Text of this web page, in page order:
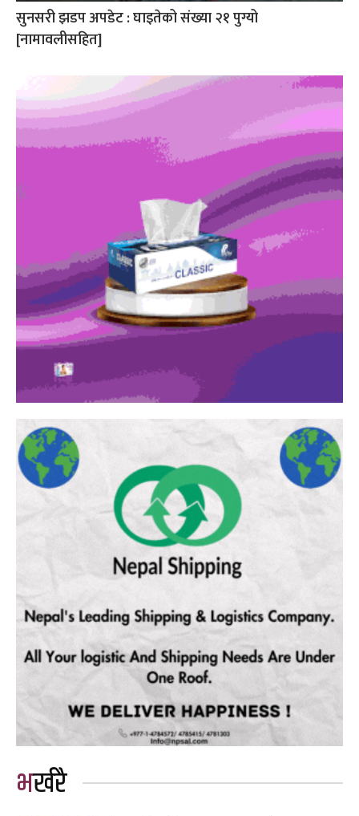
सुनसरी झडप अपडेट : घाइतेको संख्या २१ पुग्यो
[नामावलीसहित]
भर्खरै